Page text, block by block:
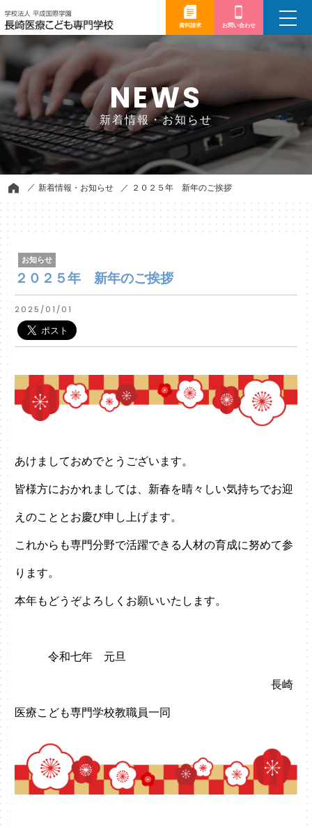
資料請求 お問い合わせ
toggle
NEWS
新着情報・お知らせ
新着情報・お知らせ ２０２５年 新年のご挨拶
お知らせ
２０２５年 新年のご挨拶
2025/01/01
あけましておめでとうございます。
皆様方におかれましては、新春を晴々しい気持ちでお迎
えのこととお慶び申し上げます。
これからも専門分野で活躍できる人材の育成に努めて参
ります。
本年もどうぞよろしくお願いいたします。
令和七年 元旦
長崎
医療こども専門学校教職員一同